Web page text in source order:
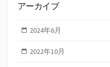
アーカイブ
2024年6月
2022年10月